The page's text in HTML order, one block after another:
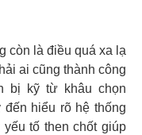
còn là điều quá xa lạ
ai cũng thành công
bị kỹ từ khâu chọn
hiểu rõ hệ thống
tố then chốt giúp